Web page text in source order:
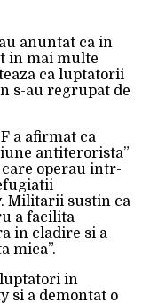
anuntat ca in
in mai multe
ca luptatorii
s-au regrupat de
a afirmat ca
antiterorista”
operau intr-
Militarii sustin ca
a facilita
in cladire si a
mica”.
luptatori in
si a demontat o